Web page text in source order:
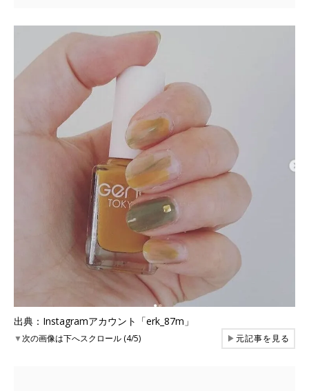
出典：Instagramアカウント「erk_87m」
▼次の画像は下へスクロール (4/5) ▶元記事を見る